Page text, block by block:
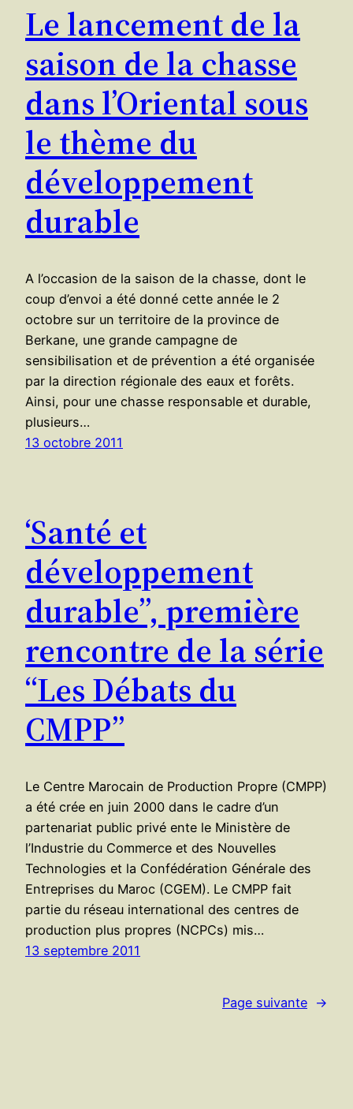
Le lancement de la
saison de la chasse
dans l’Oriental sous
le thème du
développement
durable
A l’occasion de la saison de la chasse, dont le
coup d’envoi a été donné cette année le 2
octobre sur un territoire de la province de
Berkane, une grande campagne de
sensibilisation et de prévention a été organisée
par la direction régionale des eaux et forêts.
Ainsi, pour une chasse responsable et durable,
plusieurs…
13 octobre 2011
‘Santé et
développement
durable”, première
rencontre de la série
“Les Débats du
CMPP”
Le Centre Marocain de Production Propre (CMPP)
a été crée en juin 2000 dans le cadre d’un
partenariat public privé ente le Ministère de
l’Industrie du Commerce et des Nouvelles
Technologies et la Confédération Générale des
Entreprises du Maroc (CGEM). Le CMPP fait
partie du réseau international des centres de
production plus propres (NCPCs) mis…
13 septembre 2011
Page suivante →